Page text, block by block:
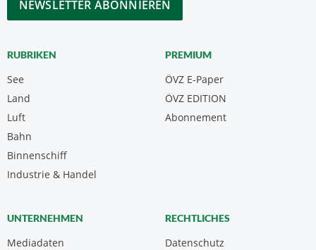
RUBRIKEN
See
Land
Luft
Bahn
Binnenschiff
Industrie & Handel
PREMIUM
ÖVZ E-Paper
Abonnement
ÖVZ EDITION
UNTERNEHMEN
Mediadaten
RECHTLICHES
Datenschutz